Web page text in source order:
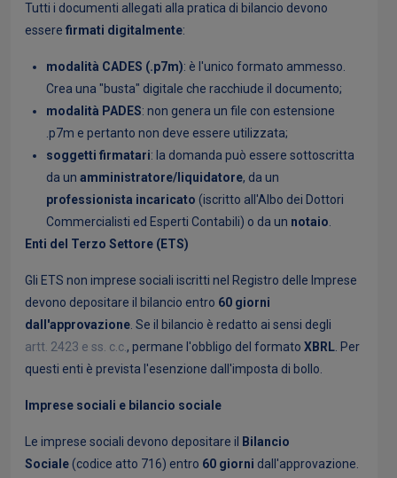
Tutti i documenti allegati alla pratica di bilancio devono
essere firmati digitalmente:
modalità CADES (.p7m): è l'unico formato ammesso.
Crea una "busta" digitale che racchiude il documento;
modalità PADES: non genera un file con estensione
.p7m e pertanto non deve essere utilizzata;
soggetti firmatari: la domanda può essere sottoscritta
da un amministratore/liquidatore, da un
professionista incaricato (iscritto all'Albo dei Dottori
Commercialisti ed Esperti Contabili) o da un notaio
Enti del Terzo Settore (ETS)
Gli ETS non imprese sociali iscritti nel Registro delle Imprese
devono depositare il bilancio entro 60 giorni
dall'approvazione . Se il bilancio è redatto ai sensi degli
artt. 2423 e ss. c.c., permane l'obbligo del formato XBRL . Per
questi enti è prevista l'esenzione dall'imposta di bollo.
Imprese sociali e bilancio sociale
Le imprese sociali devono depositare il
Bilancio
Sociale(codice atto 716) entro 60 giorni dall'approvazione.